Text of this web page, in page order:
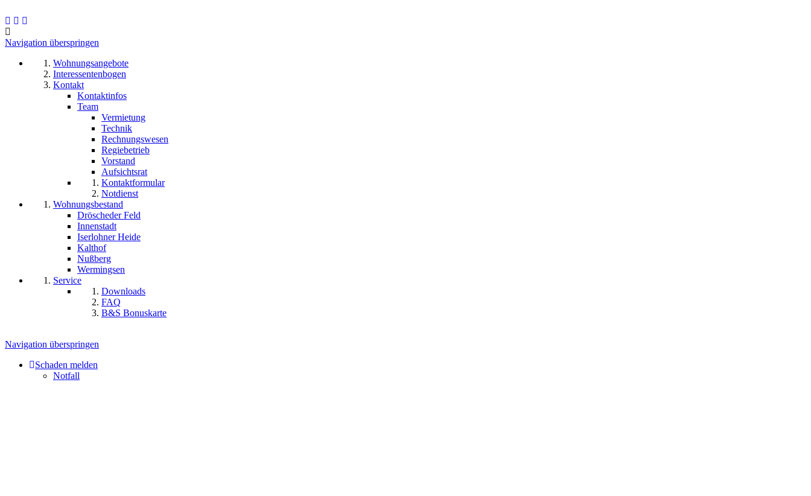
Navigation überspringen
Wohnungsangebote
Interessentenbogen
Kontakt
Kontaktinfos
Team
Vermietung
Technik
Rechnungswesen
Regiebetrieb
Vorstand
Aufsichtsrat
Kontaktformular
Notdienst
Wohnungsbestand
Dröscheder Feld
Innenstadt
Iserlohner Heide
Kalthof
Nußberg
Wermingsen
Service
Downloads
FAQ
B&S Bonuskarte
Navigation überspringen
Schaden melden
Notfall